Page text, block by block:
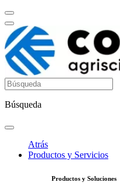
Búsqueda
Atrás
Productos y Servicios
Productos y Soluciones